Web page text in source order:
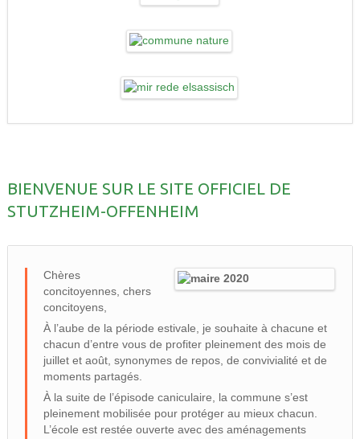
BIENVENUE SUR LE SITE OFFICIEL DE
STUTZHEIM-OFFENHEIM
Chères
concitoyennes, chers
concitoyens,
À l’aube de la période estivale, je souhaite à chacune et
chacun d’entre vous de profiter pleinement des mois de
juillet et août, synonymes de repos, de convivialité et de
moments partagés.
À la suite de l’épisode caniculaire, la commune s’est
pleinement mobilisée pour protéger au mieux chacun.
L’école est restée ouverte avec des aménagements